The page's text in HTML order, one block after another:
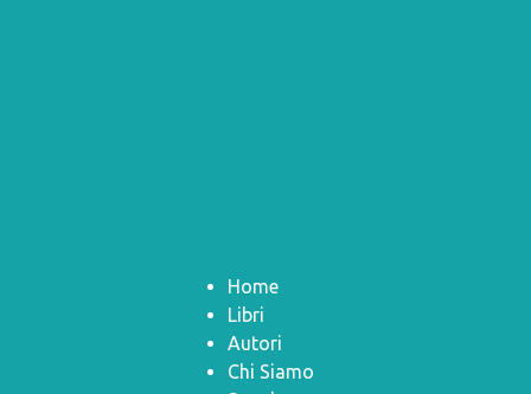
Home
Libri
Autori
Chi Siamo